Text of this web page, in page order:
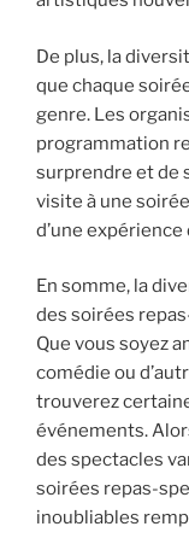
De plus, la
que chaque
genre. Les
programmation
surprendre et de
visite à une
d’une
En somme, la
des soirées
Que vous soyez
comédie ou
trouverez
événements.
des spectacles
soirées repas-
inoubliables